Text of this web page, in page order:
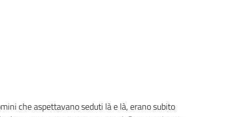
che aspettavano seduti là e là, erano subito